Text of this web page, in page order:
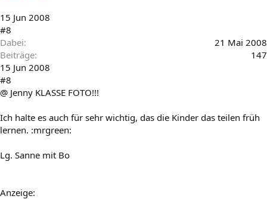
15 Jun 2008
#8
Dabei
21 Mai 2008
Beiträge
147
15 Jun 2008
#8
@ Jenny KLASSE FOTO!!!
Ich halte es auch für sehr wichtig, das die Kinder das teilen früh
lernen. :mrgreen:
Lg. Sanne mit Bo
Anzeige: